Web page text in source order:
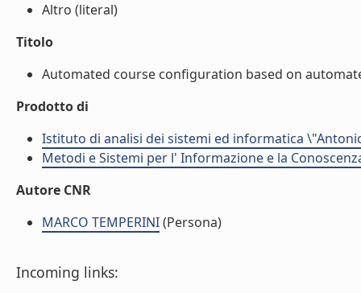
Altro (literal)
Titolo
Automated course configuration based on
Prodotto di
Istituto di analisi dei sistemi ed informatica
Metodi e Sistemi per l' Informazione e la
Autore CNR
MARCO TEMPERINI(Persona)
Incoming links: